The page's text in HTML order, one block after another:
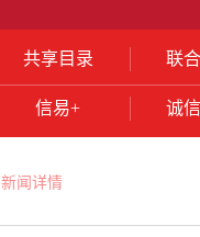
共享目录 联
信易+ 诚
新闻详情